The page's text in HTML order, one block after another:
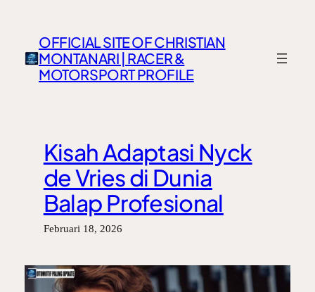
OFFICIAL SITE OF CHRISTIAN
MONTANARI | RACER &
MOTORSPORT PROFILE
Kisah Adaptasi Nyck
de Vries di Dunia
Balap Profesional
Februari 18, 2026